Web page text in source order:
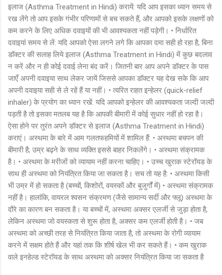
इलाज (Asthma Treatment in Hindi) करायें: यदि आप इसका ध्यान समय से
रख लेंगे तो आप इसके गंभीर परिणामों से बच सकते हैं, और आपको इसके लक्षणों को
कम करने के लिए अधिक दवाइयों की भी आवश्यकता नहीं पड़ेगी। • निर्धारित
दवाइयां समय से लें: यदि आपको ऐसा लगने लगे कि आपका दमा सही हो रहा है, बिना
डॉक्टर की सलाह लिये इलाज (Asthma Treatment in Hindi) में कुछ बदलाव
न करें और न ही कोई दवाई लेना बंद करें। जितनी बार आप अपने डॉक्टर के पास
जाएँ अपनी दवाइया साथ लेकर जायें जिससे आपका डॉक्टर यह देख सके कि आप
अपनी दवाइया सही से ले रहें हैं या नहीं। • त्वरित राहत इन्हेलर (quick-relief
inhaler) के प्रयोग का ध्यान रखें: यदि आपको इन्हेलर की आवश्यकता जल्दी जल्दी
पड़ती है तो इसका मतलब यह है कि आपकी बीमारी में कोई सुधार नहीं हो रहा है।
ऐसा होने पर तुरंत अपने डॉक्टर से इलाज (Asthma Treatment in Hindi)
कराएं। अस्थमा के बारे में आम गलतफहमियों में शामिल हैं: • अस्थमा बचपन की
बीमारी है; उम्र बढ़ने के साथ व्यक्ति इससे बाहर निकलेंगे। • अस्थमा संक्रामक
है। • अस्थमा के मरीजों को व्यायाम नहीं करना चाहिए। • उच्च खुराक स्टेरॉयड के
साथ ही अस्थमा को नियंत्रित किया जा सकता है। सच तो यह है: • अस्थमा किसी
भी उम्र में हो सकता है (बच्चों, किशोरों, वयस्कों और बुजुर्गों में) • अस्थमा संक्रामक
नहीं है। हालांकि, वायरल श्वसन संक्रमण (जैसे सामान्य सर्दी और फ्लू) अस्थमा के
दौरे का कारण बन सकता है। या बच्चों में, अस्थमा अक्सर एलर्जी से जुड़ा होता है,
लेकिन अस्थमा जो वयस्कता से शुरू होता है, अक्सर कम एलर्जी होती है। • जब
अस्थमा को अच्छी तरह से नियंत्रित किया जाता है, तो अस्थमा के रोगी व्यायाम
करने में सक्षम होते हैं और यहां तक ​​कि शीर्ष खेल भी कर सकते हैं। • कम खुराक
वाले इनहेल्ड स्टेरॉयड के साथ अस्थमा को अक्सर नियंत्रित किया जा सकता है